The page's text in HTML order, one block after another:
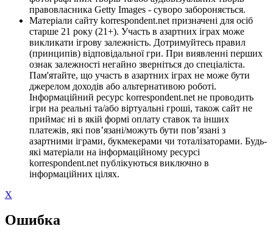
правовласника Getty Images - суворо забороняється.
Матеріали сайту korrespondent.net призначені для осіб
старше 21 року (21+). Участь в азартних іграх може
викликати ігрову залежність. Дотримуйтесь правил
(принципів) відповідальної гри. При виявленні перших
ознак залежності негайно зверніться до спеціаліста.
Пам'ятайте, що участь в азартних іграх не може бути
джерелом доходів або альтернативою роботі.
Інформаційний ресурс korrespondent.net не проводить
ігри на реальні та/або віртуальні гроші, також сайт не
приймає ні в якій формі оплату ставок та інших
платежів, які пов’язані/можуть бути пов’язані з
азартними іграми, букмекерами чи тоталізаторами. Будь-
які матеріали на інформаційному ресурсі
korrespondent.net публікуються виключно в
інформаційних цілях.
X
Ошибка